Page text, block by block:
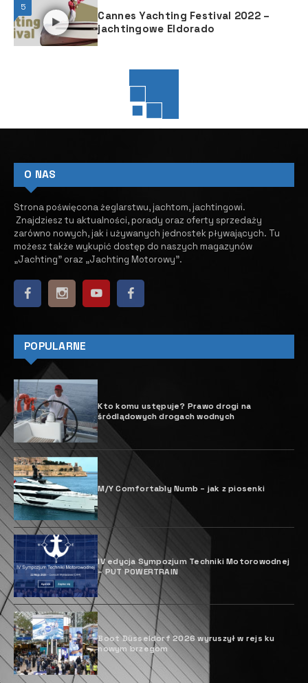
5
Cannes Yachting Festival 2022 –
jachtingowe Eldorado
O NAS
Strona poświęcona żeglarstwu, jachtom, jachtingowi.
Znajdziesz tu aktualności, porady oraz oferty sprzedaży
zarówno nowych, jak i używanych jednostek pływających. ​ Tu
możesz także wykupić dostęp do naszych magazynów
„Jachting” oraz „Jachting Motorowy”.
POPULARNE
Kto komu ustępuje? Prawo drogi na
śródlądowych drogach wodnych
M/Y Comfortably Numb – jak z piosenki
IV edycja Sympozjum Techniki Motorowodnej
– PUT POWERTRAIN
Boot Düsseldorf 2026 wyruszył w rejs ku
nowym brzegom